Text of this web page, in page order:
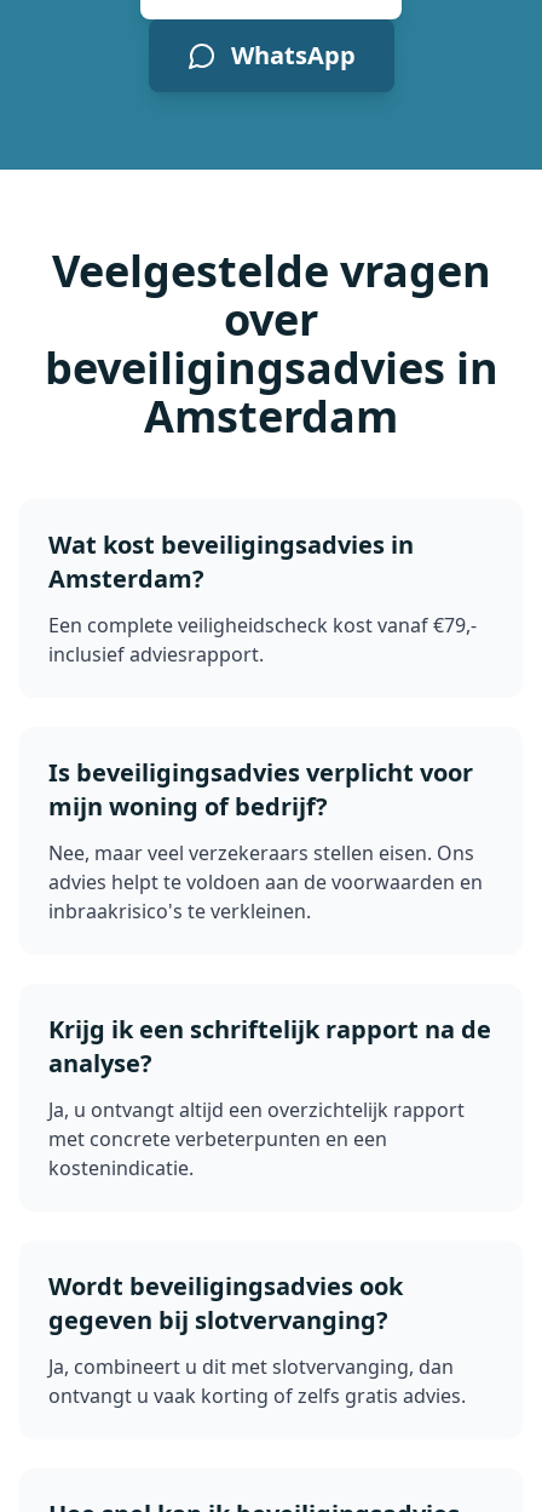
WhatsApp
Veelgestelde vragen
over
beveiligingsadvies in
Amsterdam
Wat kost beveiligingsadvies in
Amsterdam?
Een complete veiligheidscheck kost vanaf €79,-
inclusief adviesrapport.
Is beveiligingsadvies verplicht voor
mijn woning of bedrijf?
Nee, maar veel verzekeraars stellen eisen. Ons
advies helpt te voldoen aan de voorwaarden en
inbraakrisico's te verkleinen.
Krijg ik een schriftelijk rapport na de
analyse?
Ja, u ontvangt altijd een overzichtelijk rapport
met concrete verbeterpunten en een
kostenindicatie.
Wordt beveiligingsadvies ook
gegeven bij slotvervanging?
Ja, combineert u dit met slotvervanging, dan
ontvangt u vaak korting of zelfs gratis advies.